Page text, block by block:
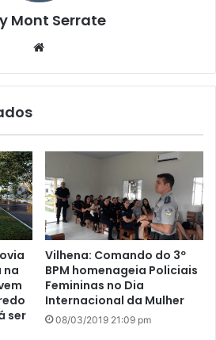
Mont Serrate
te
na
ser
Vilhena: Comando do 3º
BPM homenageia Policiais
Femininas no Dia
Internacional da Mulher
08/03/2019 21:09 pm